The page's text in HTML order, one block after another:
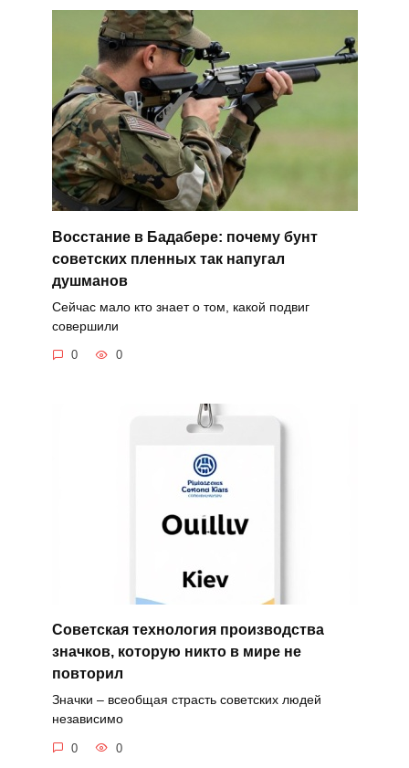
Восстание в Бадабере: почему бунт
советских пленных так напугал
душманов
Сейчас мало кто знает о том, какой подвиг
совершили
0 0
Советская технология производства
значков, которую никто в мире не
повторил
Значки – всеобщая страсть советских людей
независимо
0 0